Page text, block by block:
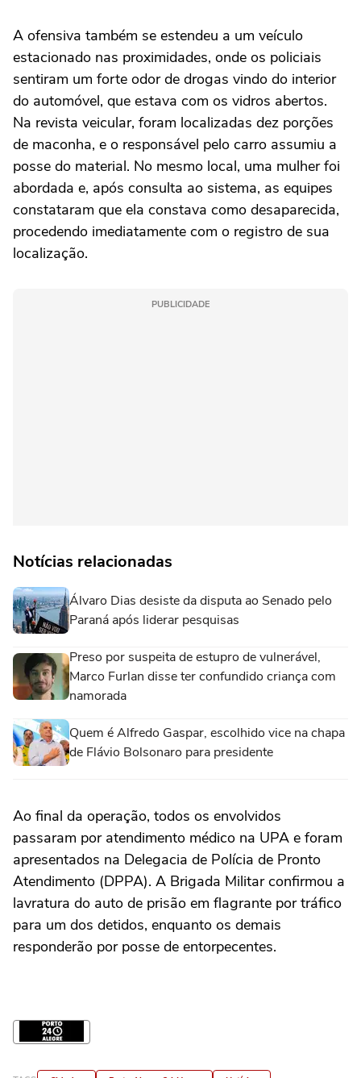
A ofensiva também se estendeu a um veículo
estacionado nas proximidades, onde os policiais
sentiram um forte odor de drogas vindo do interior
do automóvel, que estava com os vidros abertos.
Na revista veicular, foram localizadas dez porções
de maconha, e o responsável pelo carro assumiu a
posse do material. No mesmo local, uma mulher foi
abordada e, após consulta ao sistema, as equipes
constataram que ela constava como desaparecida,
procedendo imediatamente com o registro de sua
localização.
PUBLICIDADE
Notícias relacionadas
Álvaro Dias desiste da disputa ao Senado pelo
Paraná após liderar pesquisas
Preso por suspeita de estupro de vulnerável,
Marco Furlan disse ter confundido criança com
namorada
Quem é Alfredo Gaspar, escolhido vice na chapa
de Flávio Bolsonaro para presidente
Ao final da operação, todos os envolvidos
passaram por atendimento médico na UPA e foram
apresentados na Delegacia de Polícia de Pronto
Atendimento (DPPA). A Brigada Militar confirmou a
lavratura do auto de prisão em flagrante por tráfico
para um dos detidos, enquanto os demais
responderão por posse de entorpecentes.